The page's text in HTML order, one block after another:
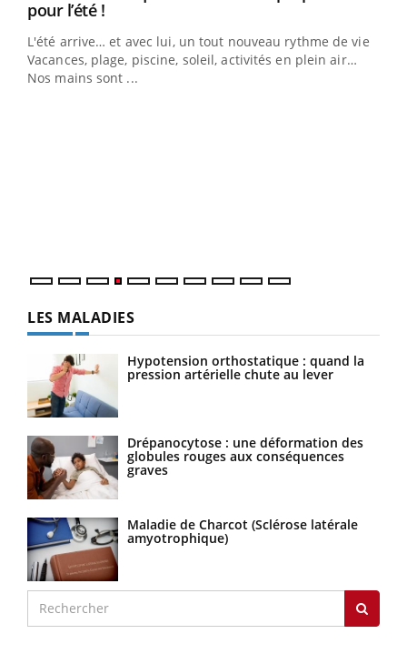
pour l’été !Youtube
L'été arrive… et avec lui, un tout nouveau rythme de vie !
Vacances, plage, piscine, soleil, activités en plein air…
Nos mains sont ...
LES MALADIES
Hypotension orthostatique : quand la
pression artérielle chute au lever
Drépanocytose : une déformation des
globules rouges aux conséquences
graves
Maladie de Charcot (Sclérose latérale
amyotrophique)